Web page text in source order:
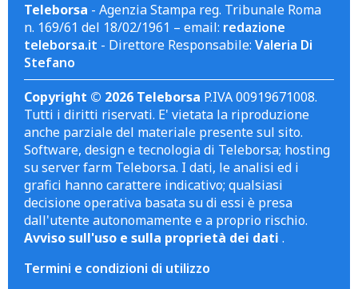
Teleborsa - Agenzia Stampa reg. Tribunale Roma
n. 169/61 del 18/02/1961 – email: redazione
teleborsa.it - Direttore Responsabile: Valeria Di
Stefano
Copyright © 2026 Teleborsa P.IVA 00919671008.
Tutti i diritti riservati. E' vietata la riproduzione
anche parziale del materiale presente sul sito.
Software, design e tecnologia di Teleborsa; hosting
su server farm Teleborsa. I dati, le analisi ed i
grafici hanno carattere indicativo; qualsiasi
decisione operativa basata su di essi è presa
dall'utente autonomamente e a proprio rischio.
Avviso sull'uso e sulla proprietà dei dati .
Termini e condizioni di utilizzo